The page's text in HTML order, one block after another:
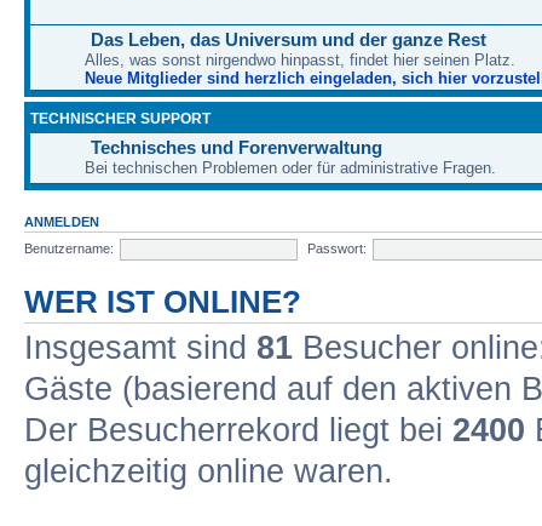
Das Leben, das Universum und der ganze Rest
Alles, was sonst nirgendwo hinpasst, findet hier seinen Platz.
Neue Mitglieder sind herzlich eingeladen, sich hier
TECHNISCHER SUPPORT
Technisches und Forenverwaltung
Bei technischen Problemen oder für administrative Fragen.
ANMELDEN
Benutzername:
Passwort:
WER IST ONLINE?
Insgesamt sind 81 Besucher
Gäste (basierend auf den aktiven
Der Besucherrekord liegt bei 2400
gleichzeitig online waren.